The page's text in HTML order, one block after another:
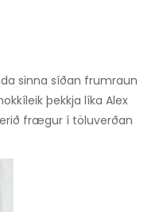
sinna síðan frumraun
þekkja líka Alex
frægur í töluverðan